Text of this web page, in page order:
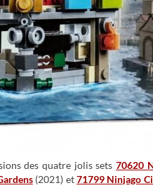
des quatre jolis sets70620
(2021) et71799 Ninjago